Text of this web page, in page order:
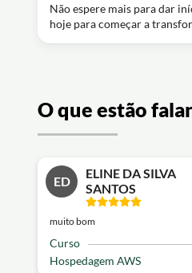
Não espere mais para dar
hoje para começar a
O que estão
ED
ELINE DA SILVA
SANTOS
muito bom
Curso
Hospedagem AWS